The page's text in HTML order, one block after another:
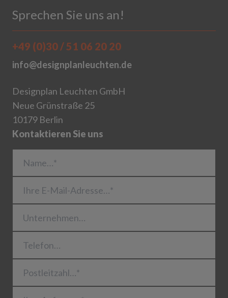
Sprechen Sie uns an!
+49 (0)30 / 51 06 20 20
info@designplanleuchten.de
Designplan Leuchten GmbH
Neue Grünstraße 25
10179 Berlin
Kontaktieren Sie uns